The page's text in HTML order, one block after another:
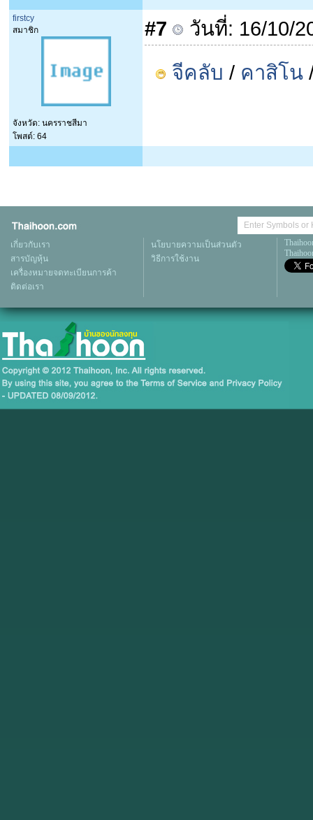
firstcy
สมาชิก
จังหวัด: นครราชสีมา
โพสต์: 64
#7
วันที่: 16/10/
จีคลับ / คาสิโน
เกี่ยวกับเรา
สารบัญหุ้น
เครื่องหมายจดทะเบียนการค้า
ติดต่อเรา
นโยบายความเป็นส่วนตัว
วิธีการใช้งาน